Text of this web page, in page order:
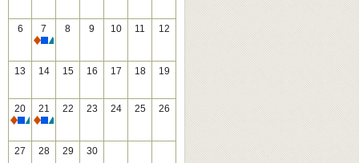
6
7
休館
8 9 10 11 12
13 14 15 16 17 18 19
20
休館
21
休館
22 23 24 25 26
27 28 29 30